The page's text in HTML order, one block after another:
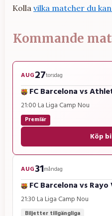
Kolla vilka matcher du
Kommande
AUG27torsdag
FC Barcelonavs
21:00·La Liga·Camp Nou
Premiär
Köp
AUG31måndag
FC BarcelonavsRayo
21:30·La Liga·Camp Nou
Biljetter tillgängliga